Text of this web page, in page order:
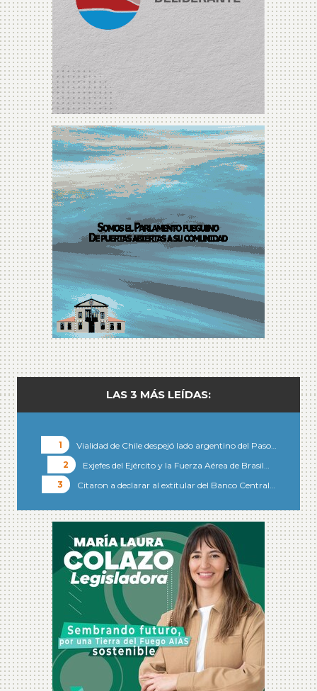
LAS 3 MÁS LEÍDAS:
Vialidad de Chile despejó lado argentino del Paso…
Exjefes del Ejército y la Fuerza Aérea de Brasil…
Citaron a declarar al extitular del Banco Central…